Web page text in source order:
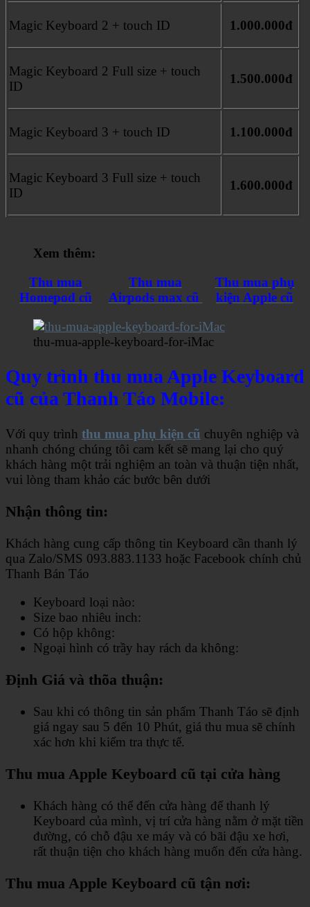
Magic Keyboard 2 + touch ID 1.000.000đ
Magic Keyboard 2 Full size + touch
ID
1.500.000đ
Magic Keyboard 3 + touch ID 1.100.000đ
Magic Keyboard 3 Full size + touch
ID
1.600.000đ
Xem thêm:
Thu mua
Homepod cũ
Thu mua
Airpods max cũ
Thu mua phụ
kiện Apple cũ
thu-mua-apple-keyboard-for-iMac
Quy trình thu mua Apple Keyboard
cũ của Thanh Táo Mobile:
Với quy trình thu mua phụ kiện cũ chuyên nghiệp và
nhanh chóng chúng tôi cam kết sẽ mang lại cho quý
khách hàng một trải nghiệm an toàn và thuận tiện nhất,
vui lòng tham khảo các bước bên dưới
Nhận thông tin:
Khách hàng cung cấp thông tin Keyboard cần thanh lý
qua Zalo/SMS 093.883.1133 hoặc Facebook chính chủ
Thanh Bán Táo
Keyboard loại nào:
Size bao nhiêu inch:
Có hộp không:
Ngoại hình có trầy hay rách da không:
Định Giá và thõa thuận:
Sau khi có thông tin sản phẩm Thanh Táo sẽ định
giá ngay sau 5 đến 10 Phút, giá thu mua sẽ chính
xác hơn khi kiểm tra thực tế.
Thu mua Apple Keyboard cũ tại cửa hàng
Khách hàng có thể đến cửa hàng để thanh lý
Keyboard của mình, vị trí cửa hàng nằm ở mặt tiền
đường, có chỗ đậu xe máy và có bãi đậu xe hơi,
rất thuận tiện cho khách hàng muốn đến cửa hàng.
Thu mua Apple Keyboard cũ tận nơi: